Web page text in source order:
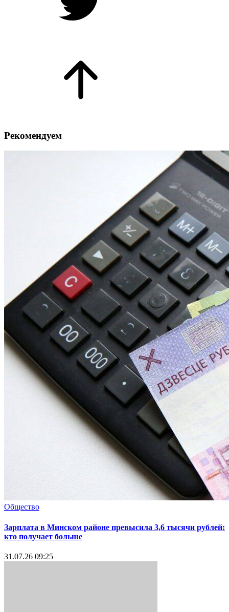
Рекомендуем
Общество
Зарплата в Минском районе превысила 3,6 тысячи рублей:
кто получает больше
31.07.26 09:25